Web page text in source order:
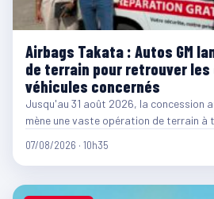
Airbags Takata : Autos GM
de terrain pour retrouver les
véhicules concernés
Jusqu'au 31 août 2026, la concession
mène une vaste opération de terrain à
07/08/2026 · 10h35